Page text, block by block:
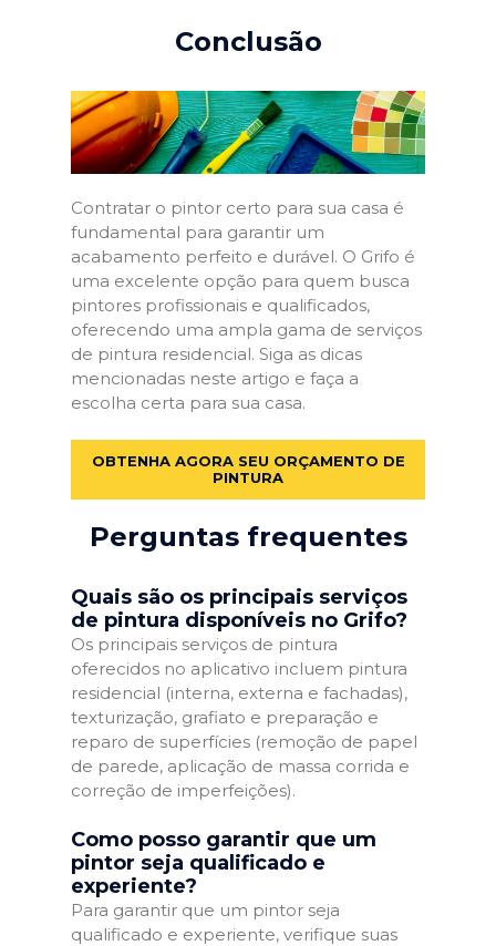
Conclusão
Contratar o pintor certo para sua casa é
fundamental para garantir um
acabamento perfeito e durável. O Grifo é
uma excelente opção para quem busca
pintores profissionais e qualificados,
oferecendo uma ampla gama de serviços
de pintura residencial. Siga as dicas
mencionadas neste artigo e faça a
escolha certa para sua casa.
OBTENHA AGORA SEU ORÇAMENTO DE
PINTURA
Perguntas frequentes
Quais são os principais serviços
de pintura disponíveis no Grifo?
Os principais serviços de pintura
oferecidos no aplicativo incluem pintura
residencial (interna, externa e fachadas),
texturização, grafiato e preparação e
reparo de superfícies (remoção de papel
de parede, aplicação de massa corrida e
correção de imperfeições).
Como posso garantir que um
pintor seja qualificado e
experiente?
Para garantir que um pintor seja
qualificado e experiente, verifique suas